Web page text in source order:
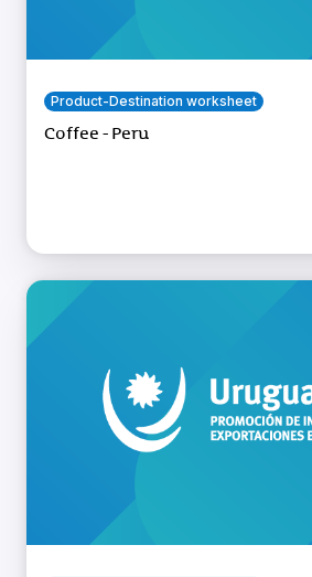
Product-Destination worksheet
Coffee - Peru